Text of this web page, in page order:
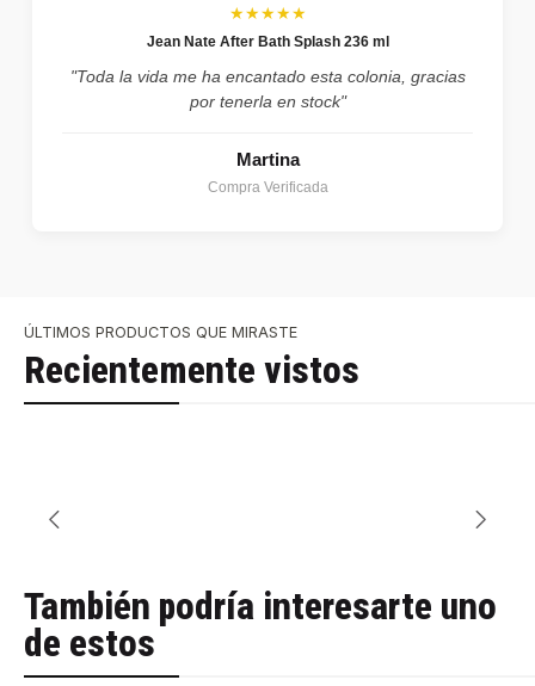
★★★★★
Jean Nate After Bath Splash 236 ml
"Toda la vida me ha encantado esta colonia, gracias
por tenerla en stock"
Martina
Compra Verificada
ÚLTIMOS PRODUCTOS QUE MIRASTE
Recientemente vistos
También podría interesarte uno
de estos